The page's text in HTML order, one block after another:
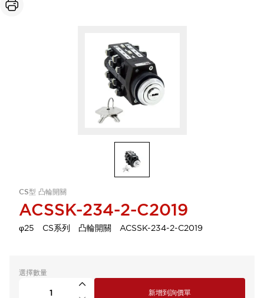
CS型 凸輪開關
ACSSK-234-2-C2019
φ25 CS系列 凸輪開關 ACSSK-234-2-C2019
選擇數量
新增到詢價單